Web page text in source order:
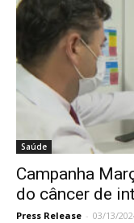
Saúde
Campanha
do câncer de
Press Release - 03/13/